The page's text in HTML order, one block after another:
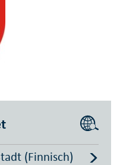
(Finnisch)